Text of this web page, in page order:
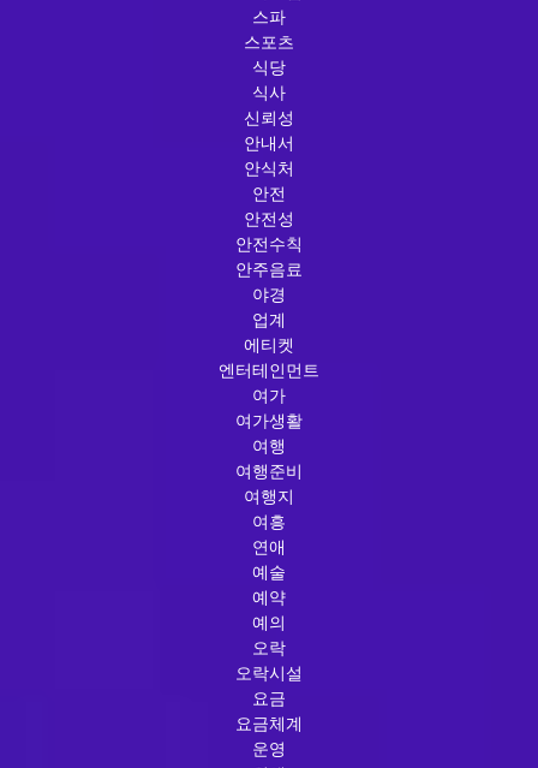
스파
스포츠
식당
식사
신뢰성
안내서
안식처
안전
안전성
안전수칙
안주음료
야경
업계
에티켓
엔터테인먼트
여가
여가생활
여행
여행준비
여행지
여흥
연애
예술
예약
예의
오락
오락시설
요금
요금체계
운영